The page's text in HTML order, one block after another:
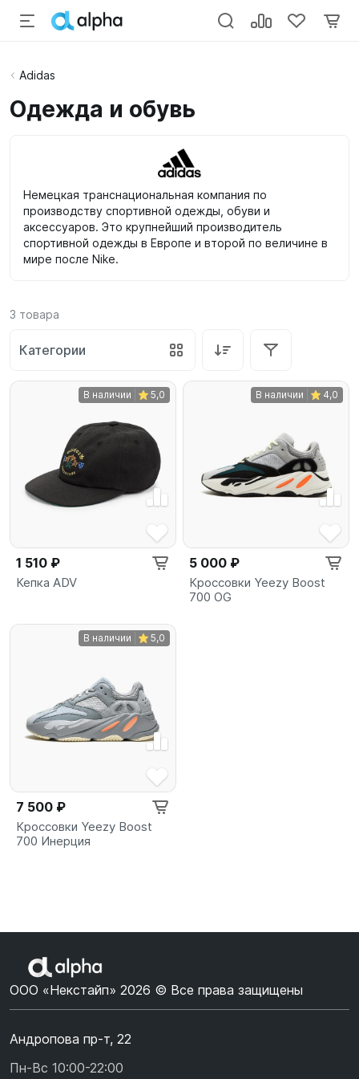
Adidas
Одежда и обувь
Немецкая транснациональная компания по
производству спортивной одежды, обуви и
аксессуаров. Это крупнейший производитель
спортивной одежды в Европе и второй по величине в
мире после Nike.
3 товара
Категории
В наличии 5,0
1 510 ₽
Кепка ADV
В наличии 4,0
5 000 ₽
Кроссовки Yeezy Boost
700 OG
В наличии 5,0
7 500 ₽
Кроссовки Yeezy Boost
700 Инерция
ООО «Некстайп» 2026 © Все права защищены
Андропова пр-т, 22
Пн-Вс 10:00-22:00